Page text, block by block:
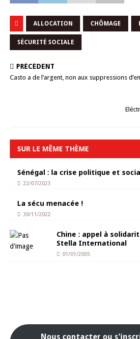
ALLOCATION CHÔMAGE
SÉCURITÉ SOCIALE
PRÉCÉDENT
Casto a de l’argent, non aux suppressions
SUR LE MÊME THÈME
Sénégal : la crise politique et
22/07/2023
La sécu menacée !
30/11/2022
Chine : appel à
Stella International
01/01/2005
Nous contacter ou